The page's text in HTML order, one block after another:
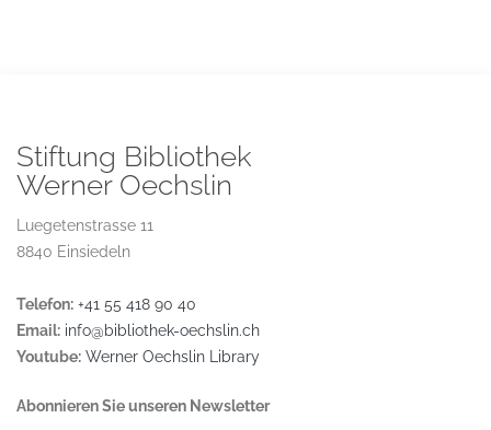
Stiftung Bibliothek
Werner Oechslin
Luegetenstrasse 11
8840 Einsiedeln
Telefon: +41 55 418 90 40
Email: info@bibliothek-oechslin.ch
Youtube: Werner Oechslin Library
Abonnieren Sie unseren Newsletter